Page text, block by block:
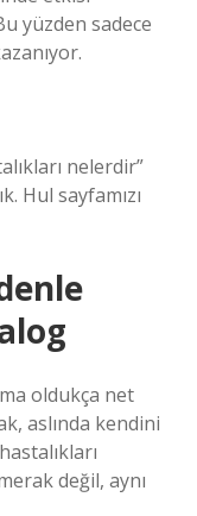
yüzden sadece
nelerdir”
Hul sayfamızı
oldukça net
aslında kendini
değil, aynı